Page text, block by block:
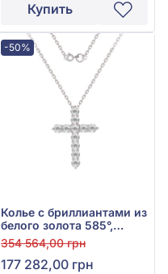
Купить
-50%
Колье с бриллиантами из
белого золота 585°,
бриллиант 1,59ct, арт. 6-
32071
354 564,00 грн
177 282,00 грн